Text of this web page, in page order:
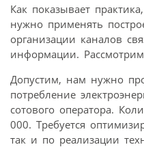
Как показывает
нужно применять
организации каналов
информации.
Допустим, нам нужно
потребление
сотового оператора.
000. Требуется
так и по реализации